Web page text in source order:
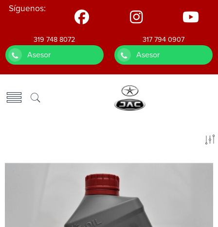
Síguenos:
319 748 8072
Asesor
317 794 0907
Asesor